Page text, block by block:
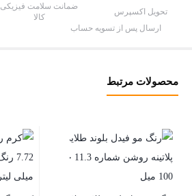
عددتحویل اکسپرس
ضمانت سلامت فیزیکی
کالا
ارسال پس از تسویه حساب
محصولات مرتبط